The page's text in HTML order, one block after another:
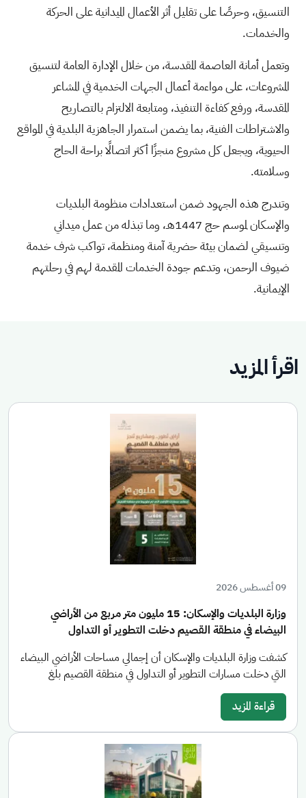
التنسيق، وحرصًا على تقليل أثر الأعمال الميدانية على الحركة
والخدمات.
وتعمل أمانة العاصمة المقدسة، من خلال الإدارة العامة لتنسيق
المشروعات، على مواءمة أعمال الجهات الخدمية في المشاعر
المقدسة، ورفع كفاءة التنفيذ، ومتابعة الالتزام بالتصاريح
والاشتراطات الفنية، بما يضمن استمرار الجاهزية البلدية في المواقع
الحيوية، ويجعل كل مشروع منجزًا أكثر اتصالًا براحة الحاج
وسلامته.
وتندرج هذه الجهود ضمن استعدادات منظومة البلديات
والإسكان لموسم حج 1447هـ، وما تبذله من عمل ميداني
وتنسيقي لضمان بيئة حضرية آمنة ومنظمة، تواكب شرف خدمة
ضيوف الرحمن، وتدعم جودة الخدمات المقدمة لهم في رحلتهم
الإيمانية.
اقرأ المزيد
09 أغسطس 2026
وزارة البلديات والإسكان: 15 مليون متر مربع من الأراضي
البيضاء في منطقة القصيم دخلت التطوير أو التداول
كشفت وزارة البلديات والإسكان أن إجمالي مساحات الأراضي البيضاء
التي دخلت مسارات التطوير أو التداول في منطقة القصيم بلغ
قراءة المزيد